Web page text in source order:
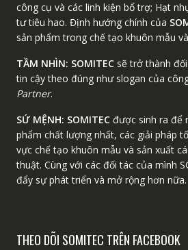
công cụ và các linh kiện bổ trợ; Hạt
tư tiêu hao. Định hướng chính của
sản phẩm trong chế tạo khuôn mẫu
TẦM NHÌN: SOMITECsẽ trở thành
tin cậy theo đúng như slogan của
Partner.
SỨ MỆNH: SOMITECđược sinh ra để
phẩm chất lượng nhất, các giải pháp
vực chế tạo khuôn mẫu và sản xuất
thuật. Cùng với các đối tác của mình
đẩy sự phát triển và mở rộng hơn nữa.
THEO DÕI SOMITEC TRÊN FACEBOOK